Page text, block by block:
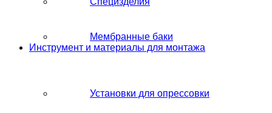
Мембранные баки
Инструмент и материалы для монтажа
Установки для опрессовки